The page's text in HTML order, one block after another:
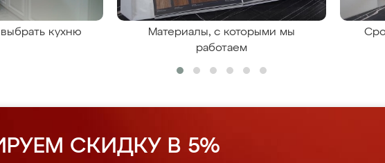
кухню
Материалы, с которыми мы
работаем
СКИДКУ В 5%